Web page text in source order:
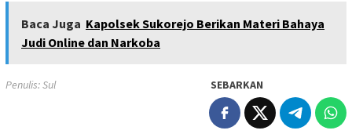
Baca Juga Kapolsek Sukorejo Berikan Materi Bahaya
Judi Online dan Narkoba
Penulis: Sul SEBARKAN